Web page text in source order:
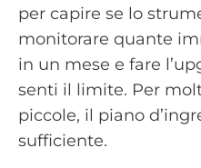
per capire se lo
monitorare quante
in un mese e fare
senti il limite. Per
piccole, il piano
sufficiente.